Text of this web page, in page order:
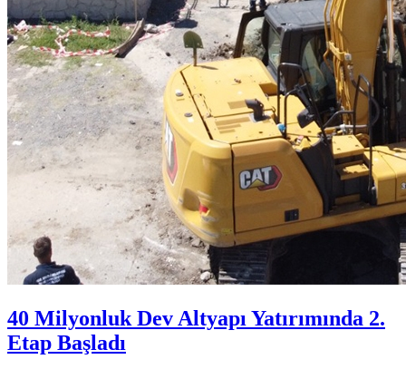
40 Milyonluk Dev Altyapı Yatırımında 2.
Etap Başladı